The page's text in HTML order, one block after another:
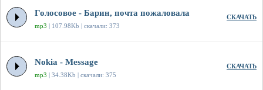
Голосовое - Барин, почта пожаловала
mp3 | 107.98Kb | скачали: 373
СКАЧАТЬ
Nokia - Message
mp3 | 34.38Kb | скачали: 375
СКАЧАТЬ